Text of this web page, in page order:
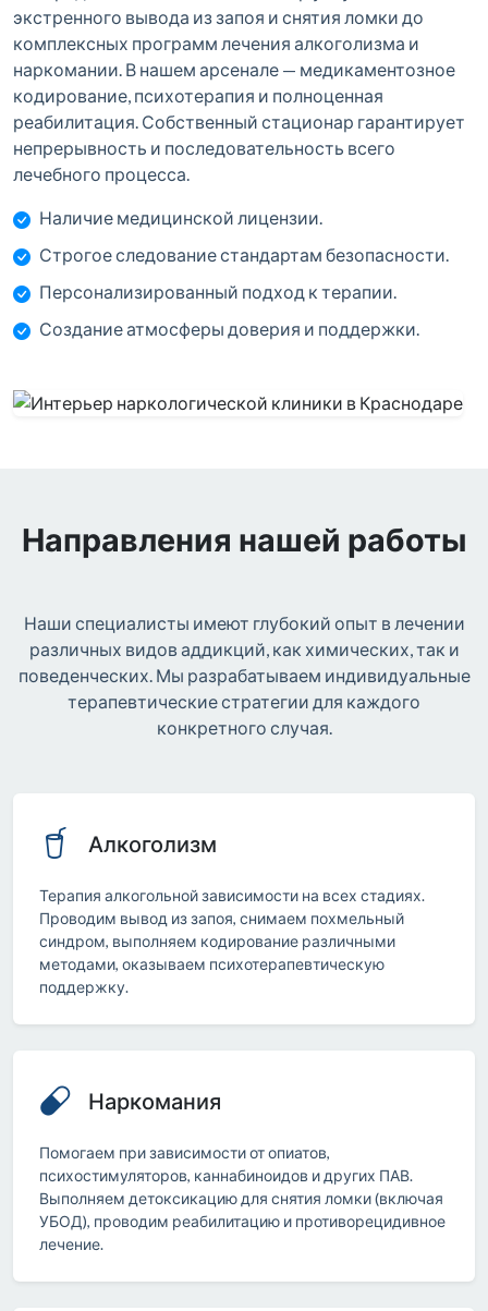
экстренного вывода из запоя и снятия ломки до
комплексных программ лечения алкоголизма и
наркомании. В нашем арсенале — медикаментозное
кодирование, психотерапия и полноценная
реабилитация. Собственный стационар гарантирует
непрерывность и последовательность всего
лечебного процесса.
Наличие медицинской лицензии.
Строгое следование стандартам безопасности.
Персонализированный подход к терапии.
Создание атмосферы доверия и поддержки.
Направления нашей работы
Наши специалисты имеют глубокий опыт в лечении
различных видов аддикций, как химических, так и
поведенческих. Мы разрабатываем индивидуальные
терапевтические стратегии для каждого
конкретного случая.
Алкоголизм
Терапия алкогольной зависимости на всех стадиях.
Проводим вывод из запоя, снимаем похмельный
синдром, выполняем кодирование различными
методами, оказываем психотерапевтическую
поддержку.
Наркомания
Помогаем при зависимости от опиатов,
психостимуляторов, каннабиноидов и других ПАВ.
Выполняем детоксикацию для снятия ломки (включая
УБОД), проводим реабилитацию и противорецидивное
лечение.